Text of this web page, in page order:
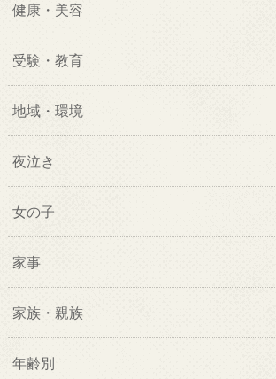
健康・美容
受験・教育
地域・環境
夜泣き
女の子
家事
家族・親族
年齢別